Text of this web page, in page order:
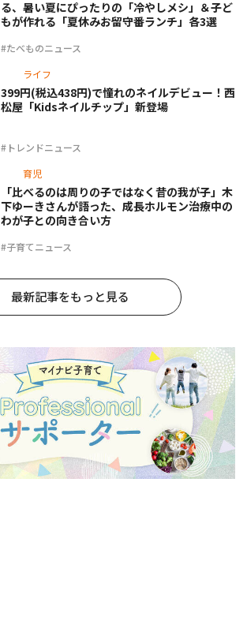
#たべものニュース
る、暑い夏にぴったりの「冷やしメシ」＆子ど
もが作れる「夏休みお留守番ランチ」各3選
ライフ
#トレンドニュース
399円(税込438円)で憧れのネイルデビュー！西
松屋「Kidsネイルチップ」新登場
育児
#子育てニュース
「比べるのは周りの子ではなく昔の我が子」木
下ゆーきさんが語った、成長ホルモン治療中の
わが子との向き合い方
最新記事をもっと見る